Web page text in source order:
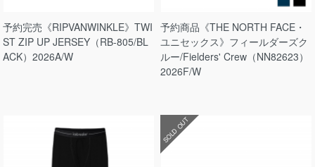
予約完売《RIPVANWINKLE》TWI
ST ZIP UP JERSEY（RB-805/BL
ACK）2026A/W
予約商品《THE NORTH FACE・
ユニセックス》フィールダーズク
ルー/Fielders' Crew（NN82623）
2026F/W
SOLD OUT